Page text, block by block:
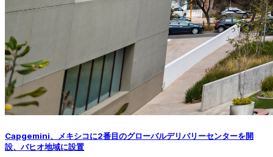
Capgemini、メキシコに2番目のグローバルデリバリーセンターを開
設、バヒオ地域に設置